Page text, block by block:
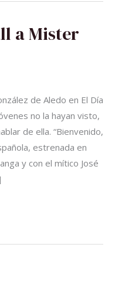
a Mister
de Aledo en El Día
no la hayan visto,
de ella. “Bienvenido,
estrenada en
y con el mítico José